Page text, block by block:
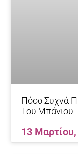
Πόσο Συχνά
Του Μπάνιου
13